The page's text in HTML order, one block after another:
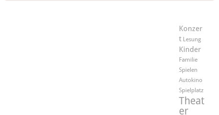
Konzer
t Lesung
Kinder
Familie
Spielen
Autokino
Spielplatz
Theat
er